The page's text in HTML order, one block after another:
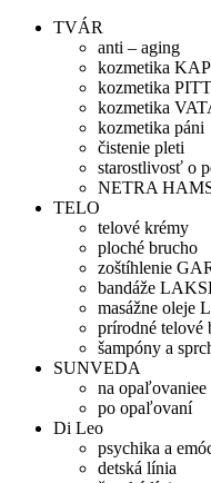
TVÁR
anti – aging
kozmetika
kozmetika
kozmetika
kozmetika páni
čistenie pleti
starostlivosť o
NETRA
TELO
telové krémy
ploché brucho
zoštíhlenie
bandáže
masážne oleje
prírodné telové
šampóny a
SUNVEDA
na opaľovaniee
po opaľovaní
Di Leo
psychika a
detská línia